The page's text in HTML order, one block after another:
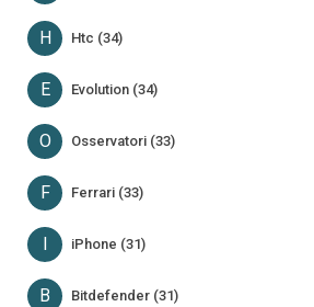
H Htc (34)
E Evolution (34)
O Osservatori (33)
F Ferrari (33)
I iPhone (31)
B Bitdefender (31)